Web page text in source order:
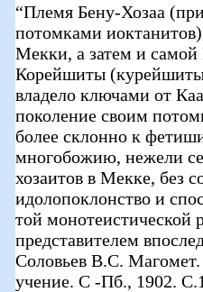
“Племя Бену-Хозаа
потомками
Мекки, а затем и
Корейшиты
владело ключами от
поколение своим
более склонно к
многобожию, нежели
хозаитов в Мекке, без
идолопоклонство и
той монотеистической
представителем
Соловьев В.С.
учение. С -Пб., 1902.